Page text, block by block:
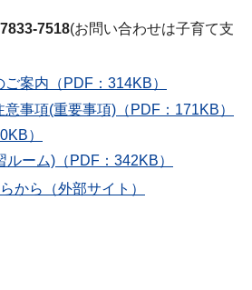
7518(お問い合わせは子育て支
案内（PDF：314KB）
事項(重要事項)（PDF：171KB）
）
ーム)（PDF：342KB）
から（外部サイト）